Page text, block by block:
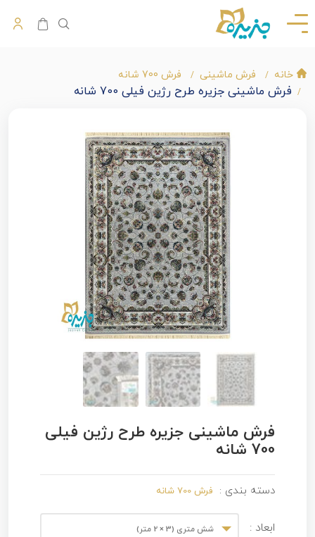
خانه فرش ماشینی فرش 700 شانه
فرش ماشینی جزیره طرح رژین فیلی 700 شانه
فرش ماشینی جزیره طرح رژین فیلی
700 شانه
دسته بندی : فرش 700 شانه
ابعاد : شش متری (3 × 2 متر)